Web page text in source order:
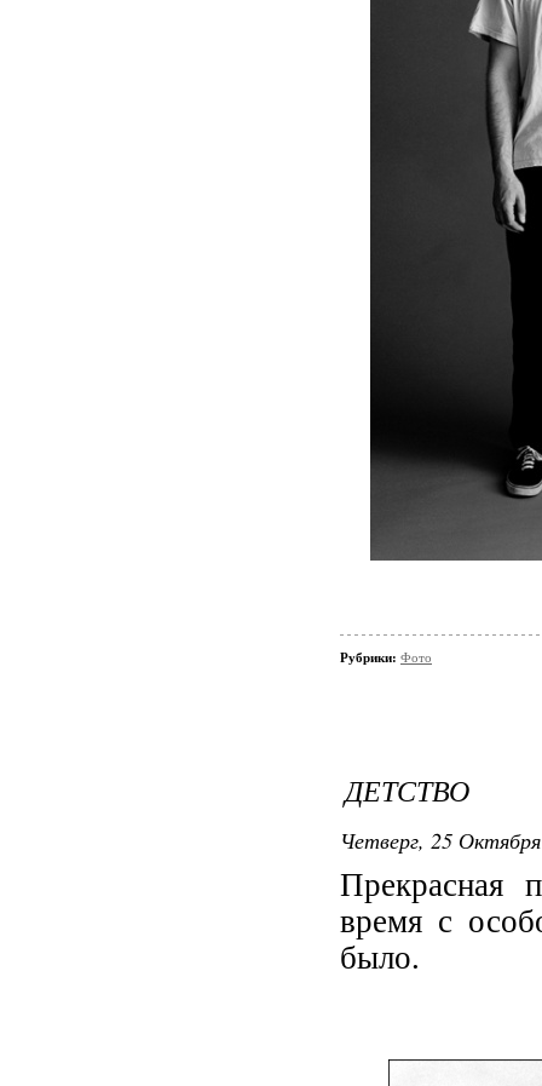
Рубрики: Фото
ДЕТСТВО
Четверг, 25
Прекрасная
время с
было.